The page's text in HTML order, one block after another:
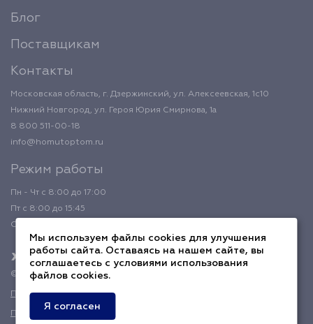
Блог
Поставщикам
Контакты
Московская область, г. Дзержинский, ул. Алексеевская, 1с10
Нижний Новгород, ул. Героя Юрия Смирнова, 1а
8 800 511-00-18
info@homutoptom.ru
Режим работы
Пн - Чт с 8:00 до 17:00
Пт с 8:00 до 15:45
Обед с 12:00 до 12:45
© 2026 ХомутОптом
Политика конфиденциальности
Публичная оферта
Мы используем файлы cookies для улучшения
работы сайта. Оставаясь на нашем сайте, вы
соглашаетесь с условиями использования
файлов cookies.
Я согласен